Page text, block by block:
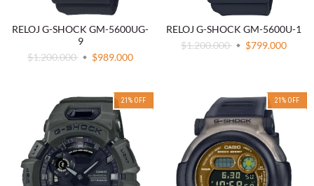
RELOJ G-SHOCK GM-5600UG-
9
$1.200.000
$989.000
RELOJ G-SHOCK GM-5600U-1
$1.200.000
$799.000
21 % OFF 21 % OFF